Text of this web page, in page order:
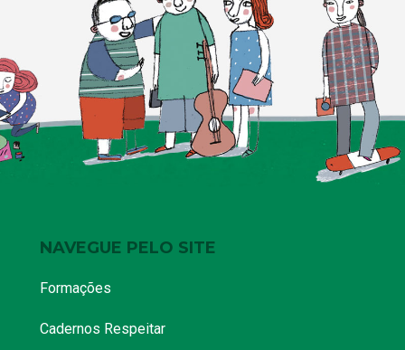
NAVEGUE PELO SITE
Formações
Cadernos Respeitar